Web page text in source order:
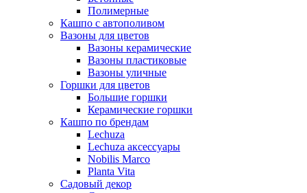
Полимерные
Кашпо с автополивом
Вазоны для цветов
Вазоны керамические
Вазоны пластиковые
Вазоны уличные
Горшки для цветов
Большие горшки
Керамические горшки
Кашпо по брендам
Lechuza
Lechuza аксессуары
Nobilis Marco
Planta Vita
Садовый декор